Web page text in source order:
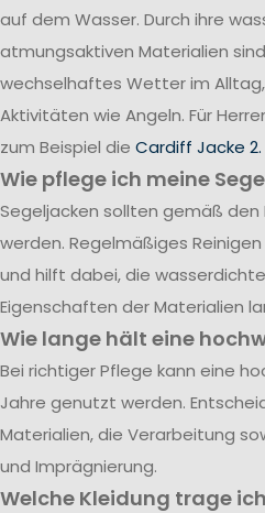
auf dem Wasser. Durch ihre
atmungsaktiven Materialien
wechselhaftes Wetter im
Aktivitäten wie Angeln. Für
zum Beispiel die Cardiff Jacke 2.
Wie pflege ich meine
Segeljacken sollten gemäß
werden. Regelmäßiges
und hilft dabei, die
Eigenschaften der Materialien
Wie lange hält eine
Bei richtiger Pflege kann eine
Jahre genutzt werden.
Materialien, die Verarbeitung
und Imprägnierung.
Welche Kleidung trage